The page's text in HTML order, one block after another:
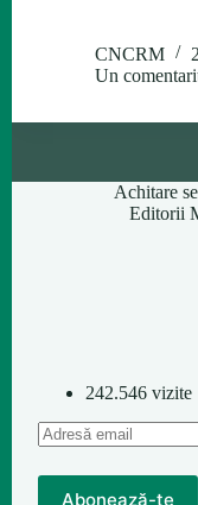
CNCRM
Un
Achitare
Editorii
242.546 vizite
Adresă
email
Abonează-te